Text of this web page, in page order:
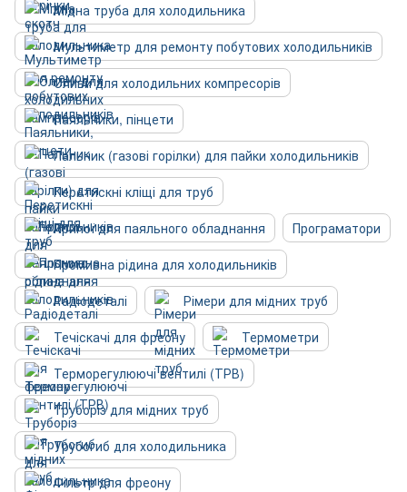
Мідна труба для холодильника
Мультиметр для ремонту побутових холодильників
Оливи для холодильних компресорів
Паяльники, пінцети
Пальник (газові горілки) для пайки холодильників
Перетискні кліщі для труб
Припої для паяльного обладнання
Програматори
Промивна рідина для холодильників
Радіодеталі
Рімери для мідних труб
Течіскачі для фреону
Термометри
Терморегулюючі вентилі (ТРВ)
Труборіз для мідних труб
Трубогиб для холодильника
Фільтр для фреону